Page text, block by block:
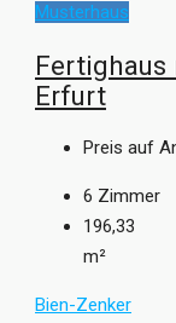
Musterhaus
Fertighaus
Erfurt
Preis auf
6 Zimmer
196,33
m²
Bien-Zenker